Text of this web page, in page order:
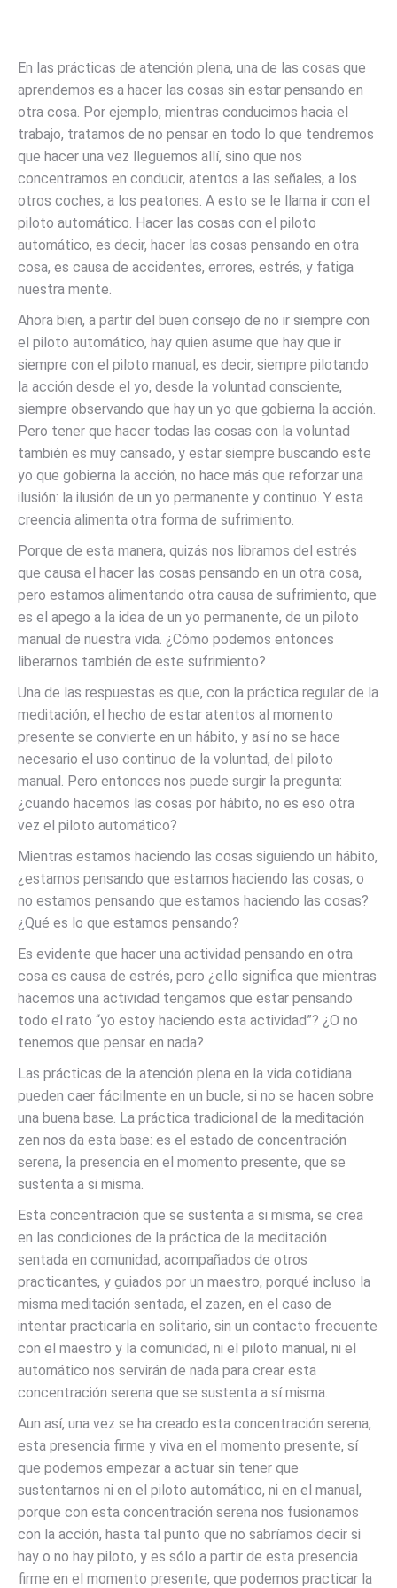
En las prácticas de atención plena, una de las cosas que
aprendemos es a hacer las cosas sin estar pensando en
otra cosa. Por ejemplo, mientras conducimos hacia el
trabajo, tratamos de no pensar en todo lo que tendremos
que hacer una vez lleguemos allí, sino que nos
concentramos en conducir, atentos a las señales, a los
otros coches, a los peatones. A esto se le llama ir con el
piloto automático. Hacer las cosas con el piloto
automático, es decir, hacer las cosas pensando en otra
cosa, es causa de accidentes, errores, estrés, y fatiga
nuestra mente.
Ahora bien, a partir del buen consejo de no ir siempre con
el piloto automático, hay quien asume que hay que ir
siempre con el piloto manual, es decir, siempre pilotando
la acción desde el yo, desde la voluntad consciente,
siempre observando que hay un yo que gobierna la acción.
Pero tener que hacer todas las cosas con la voluntad
también es muy cansado, y estar siempre buscando este
yo que gobierna la acción, no hace más que reforzar una
ilusión: la ilusión de un yo permanente y continuo. Y esta
creencia alimenta otra forma de sufrimiento.
Porque de esta manera, quizás nos libramos del estrés
que causa el hacer las cosas pensando en un otra cosa,
pero estamos alimentando otra causa de sufrimiento, que
es el apego a la idea de un yo permanente, de un piloto
manual de nuestra vida. ¿Cómo podemos entonces
liberarnos también de este sufrimiento?
Una de las respuestas es que, con la práctica regular de la
meditación, el hecho de estar atentos al momento
presente se convierte en un hábito, y así no se hace
necesario el uso continuo de la voluntad, del piloto
manual. Pero entonces nos puede surgir la pregunta:
¿cuando hacemos las cosas por hábito, no es eso otra
vez el piloto automático?
Mientras estamos haciendo las cosas siguiendo un hábito,
¿estamos pensando que estamos haciendo las cosas, o
no estamos pensando que estamos haciendo las cosas?
¿Qué es lo que estamos pensando?
Es evidente que hacer una actividad pensando en otra
cosa es causa de estrés, pero ¿ello significa que mientras
hacemos una actividad tengamos que estar pensando
todo el rato “yo estoy haciendo esta actividad”? ¿O no
tenemos que pensar en nada?
Las prácticas de la atención plena en la vida cotidiana
pueden caer fácilmente en un bucle, si no se hacen sobre
una buena base. La práctica tradicional de la meditación
zen nos da esta base: es el estado de concentración
serena, la presencia en el momento presente, que se
sustenta a si misma.
Esta concentración que se sustenta a si misma, se crea
en las condiciones de la práctica de la meditación
sentada en comunidad, acompañados de otros
practicantes, y guiados por un maestro, porqué incluso la
misma meditación sentada, el zazen, en el caso de
intentar practicarla en solitario, sin un contacto frecuente
con el maestro y la comunidad, ni el piloto manual, ni el
automático nos servirán de nada para crear esta
concentración serena que se sustenta a sí misma.
Aun así, una vez se ha creado esta concentración serena,
esta presencia firme y viva en el momento presente, sí
que podemos empezar a actuar sin tener que
sustentarnos ni en el piloto automático, ni en el manual,
porque con esta concentración serena nos fusionamos
con la acción, hasta tal punto que no sabríamos decir si
hay o no hay piloto, y es sólo a partir de esta presencia
firme en el momento presente, que podemos practicar la